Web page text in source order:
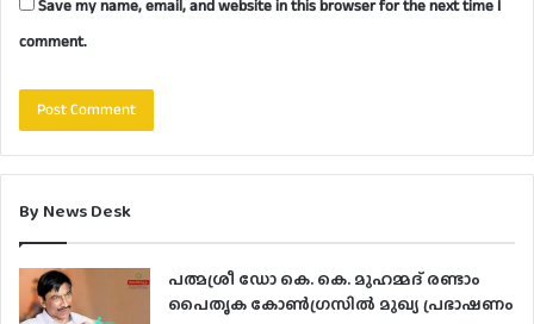
Save my name, email, and website in this browser for the next time I
comment.
By News Desk
പത്മശ്രീ ഡോ കെ. കെ. മുഹമ്മദ് രണ്ടാം
പൈതൃക കോൺഗ്രസിൽ മുഖ്യ പ്രഭാഷണം